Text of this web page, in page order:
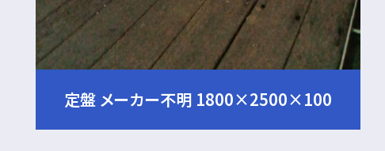
定盤 メーカー不明 1800×2500×100